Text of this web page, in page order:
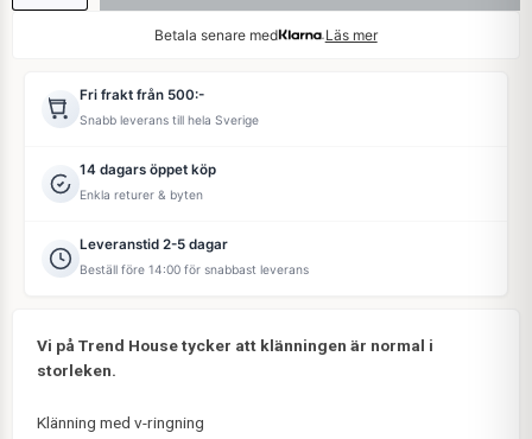
Betala senare med Läs mer
Fri frakt från 500:-
Snabb leverans till hela Sverige
14 dagars öppet köp
Enkla returer & byten
Leveranstid 2-5 dagar
Beställ före 14:00 för snabbast leverans
Vi på Trend House tycker att klänningen är normal i
storleken.
Klänning med v-ringning